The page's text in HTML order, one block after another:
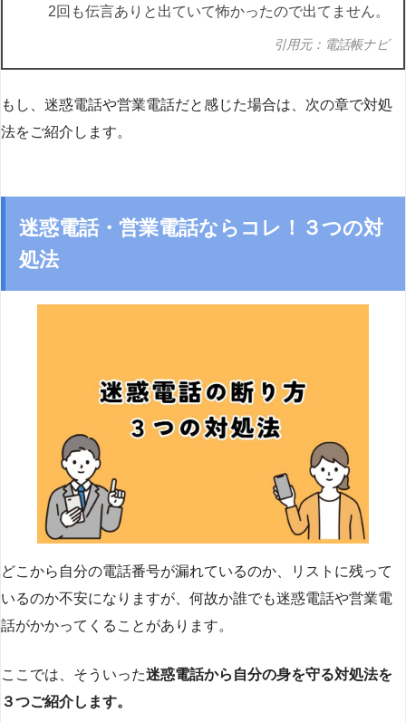
2回も伝言ありと出ていて怖かったので出てません。
引用元：電話帳ナビ
もし、迷惑電話や営業電話だと感じた場合は、次の章で対処
法をご紹介します。
迷惑電話・営業電話ならコレ！３つの対
処法
どこから自分の電話番号が漏れているのか、リストに残って
いるのか不安になりますが、何故か誰でも迷惑電話や営業電
話がかかってくることがあります。
ここでは、そういった迷惑電話から自分の身を守る対処法を
３つご紹介します。